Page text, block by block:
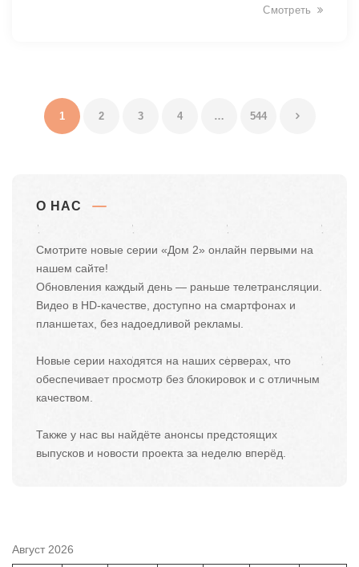
Смотреть
1 2 3 4 … 544
О НАС
Смотрите новые серии «Дом 2» онлайн первыми на
нашем сайте!
Обновления каждый день — раньше телетрансляции.
Видео в HD-качестве, доступно на смартфонах и
планшетах, без надоедливой рекламы.
Новые серии находятся на наших серверах, что
обеспечивает просмотр без блокировок и с отличным
качеством.
Также у нас вы найдёте анонсы предстоящих
выпусков и новости проекта за неделю вперёд.
Август 2026